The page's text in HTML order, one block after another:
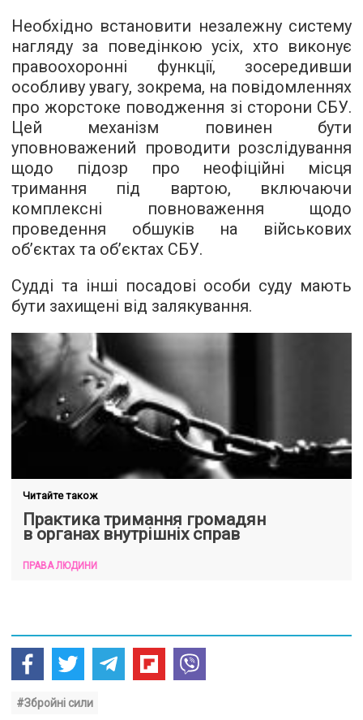
Необхідно встановити незалежну систему
нагляду за поведінкою усіх, хто виконує
правоохоронні функції, зосередивши
особливу увагу, зокрема, на повідомленнях
про жорстоке поводження зі сторони СБУ.
Цей механізм повинен бути
уповноважений проводити розслідування
щодо підозр про неофіційні місця
тримання під вартою, включаючи
комплексні повноваження щодо
проведення обшуків на військових
об’єктах та об’єктах СБУ.
Судді та інші посадові особи суду мають
бути захищені від залякування.
Читайте також
Практика тримання громадян
в органах внутрішніх справ
ПРАВА ЛЮДИНИ
#Збройні сили